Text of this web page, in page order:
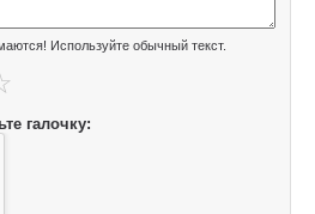
Используйте обычный текст.
галочку: